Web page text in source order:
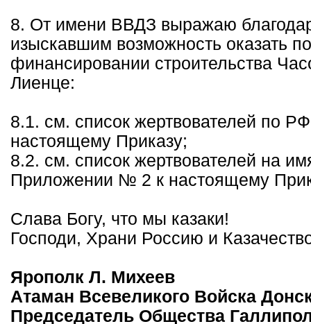
8. От имени ВВДЗ выражаю
изыскавшим возможность оказать
финансировании строительства
Лиенце:
8.1. см. список жертвователей по
настоящему Приказу;
8.2. см. список жертвователей на
Приложении № 2 к настоящему
Слава Богу, что мы казаки!
Господи, Храни Россию и
Ярополк Л. Михеев
Атаман Всевеликого Войска
Председатель Общества